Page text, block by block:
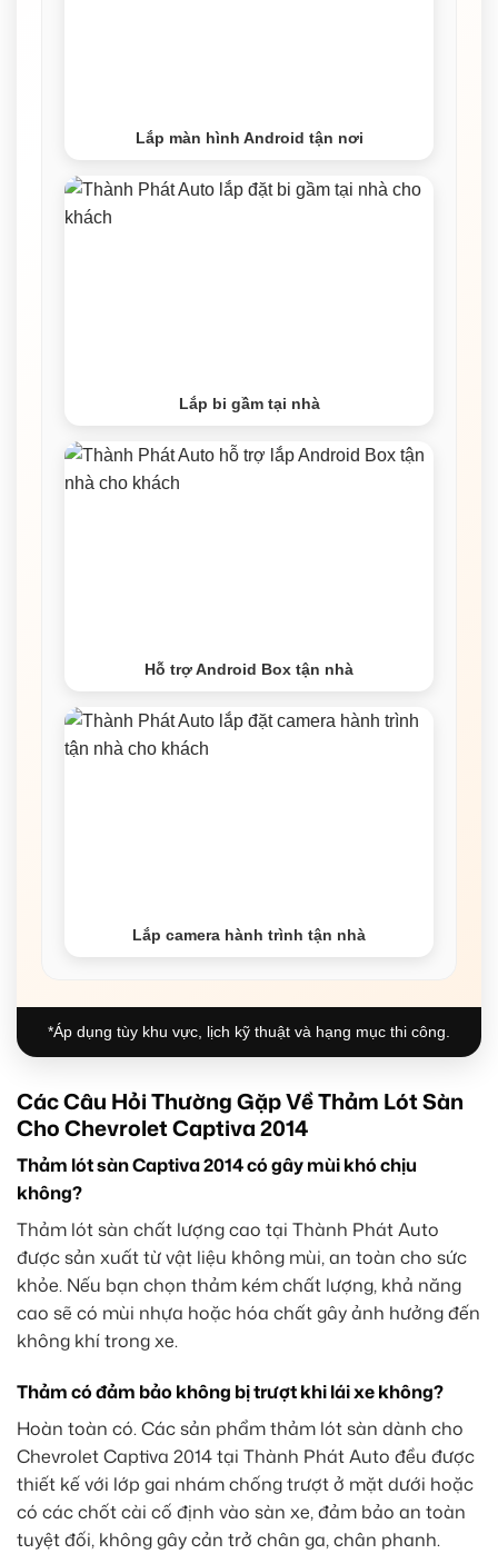
Lắp màn hình Android tận nơi
Lắp bi gầm tại nhà
Hỗ trợ Android Box tận nhà
Lắp camera hành trình tận nhà
*Áp dụng tùy khu vực, lịch kỹ thuật và hạng mục thi công.
Các Câu Hỏi Thường Gặp Về Thảm Lót Sàn
Cho Chevrolet Captiva 2014
Thảm lót sàn Captiva 2014 có gây mùi khó chịu
không?
Thảm lót sàn chất lượng cao tại Thành Phát Auto
được sản xuất từ vật liệu không mùi, an toàn cho sức
khỏe. Nếu bạn chọn thảm kém chất lượng, khả năng
cao sẽ có mùi nhựa hoặc hóa chất gây ảnh hưởng đến
không khí trong xe.
Thảm có đảm bảo không bị trượt khi lái xe không?
Hoàn toàn có. Các sản phẩm thảm lót sàn dành cho
Chevrolet Captiva 2014 tại Thành Phát Auto đều được
thiết kế với lớp gai nhám chống trượt ở mặt dưới hoặc
có các chốt cài cố định vào sàn xe, đảm bảo an toàn
tuyệt đối, không gây cản trở chân ga, chân phanh.